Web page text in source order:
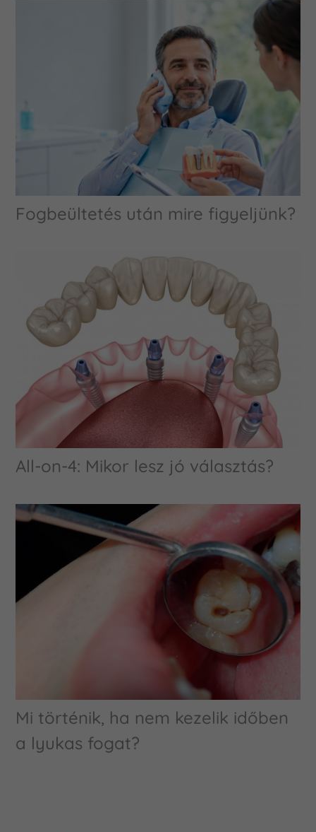
Fogbeültetés után mire figyeljünk?
All-on-4: Mikor lesz jó választás?
Mi történik, ha nem kezelik időben
a lyukas fogat?